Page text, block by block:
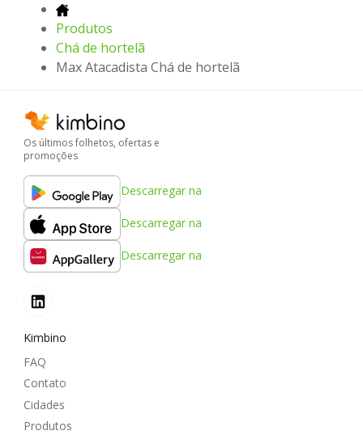
Produtos
Chá de hortelã
Max Atacadista Chá de hortelã
Os últimos folhetos, ofertas e
promoções
Descarregar na
Descarregar na
Descarregar na
Kimbino
FAQ
Contato
Cidades
Produtos